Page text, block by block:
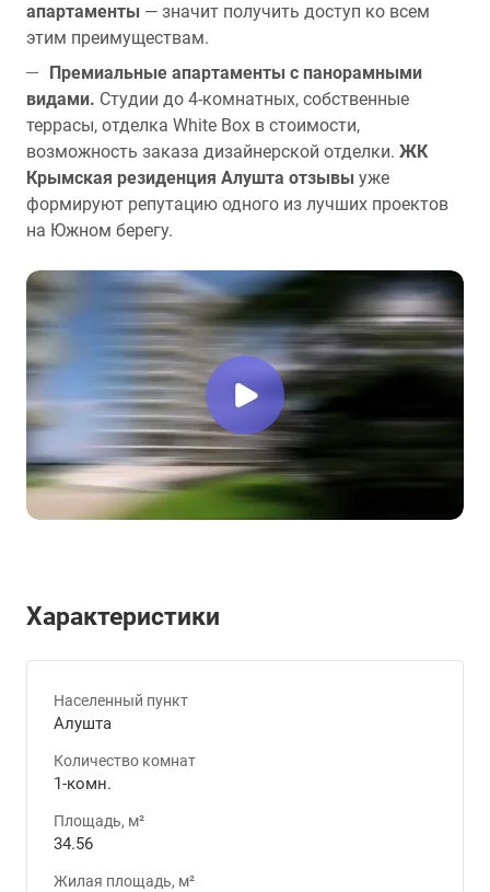
апартаменты — значит получить доступ ко всем
этим преимуществам.
Премиальные апартаменты с панорамными
видами. Студии до 4-комнатных, собственные
террасы, отделка White Box в стоимости,
возможность заказа дизайнерской отделки. ЖК
Крымская резиденция Алушта отзывы уже
формируют репутацию одного из лучших проектов
на Южном берегу.
Характеристики
Населенный пункт
Алушта
Количество комнат
1-комн.
Площадь, м²
34.56
Жилая площадь, м²